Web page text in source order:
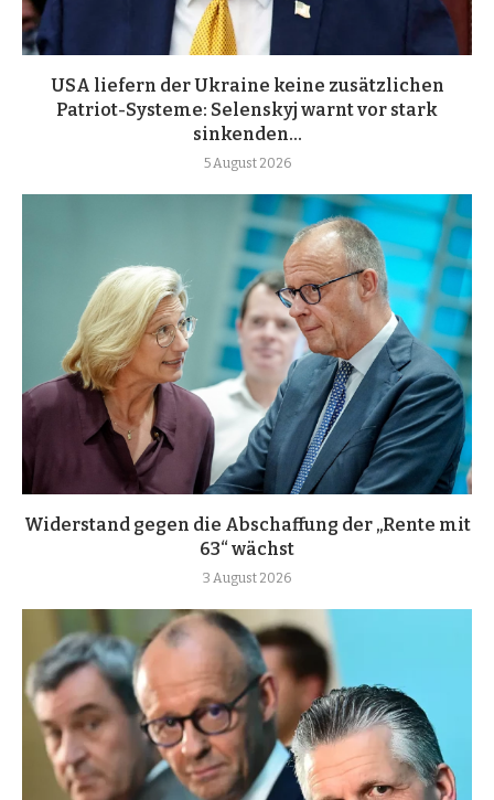
USA liefern der Ukraine keine zusätzlichen
Patriot-Systeme: Selenskyj warnt vor stark
sinkenden...
5 August 2026
Widerstand gegen die Abschaffung der „Rente mit
63“ wächst
3 August 2026